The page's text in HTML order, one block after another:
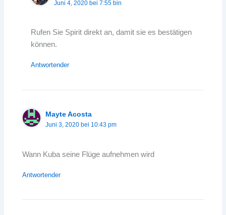
Juni 4, 2020 bei 7:55 bin
Rufen Sie Spirit direkt an, damit sie es bestätigen
können.
Antwortender
Mayte Acosta
Juni 3, 2020 bei 10:43 pm
Wann Kuba seine Flüge aufnehmen wird
Antwortender